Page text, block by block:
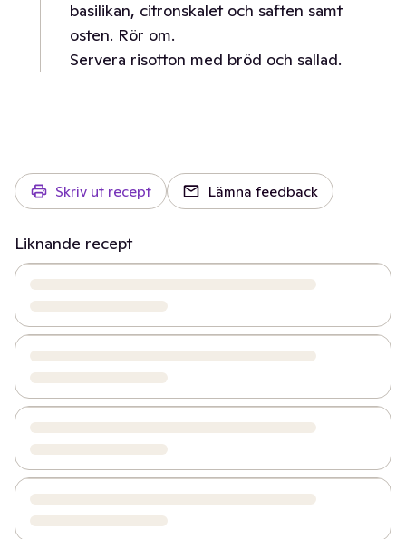
basilikan, citronskalet och saften samt
osten. Rör om.
Servera risotton med bröd och sallad.
Skriv ut recept Lämna feedback
Liknande recept